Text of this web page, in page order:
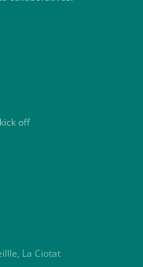
off
La Ciotat